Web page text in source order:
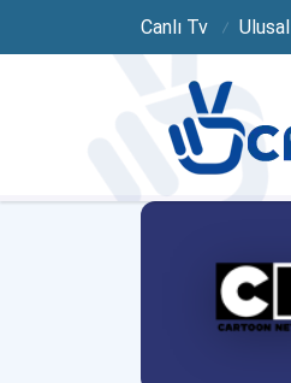
Canlı Tv Ulusal